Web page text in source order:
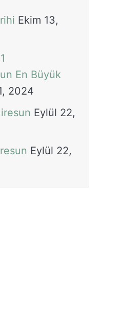
Ekim 13,
En Büyük
2024
Eylül 22,
Eylül 22,